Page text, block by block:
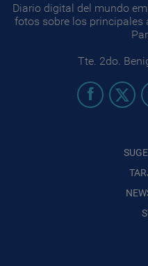
Diario digital del mundo
fotos sobre los principales
Tte. 2do.